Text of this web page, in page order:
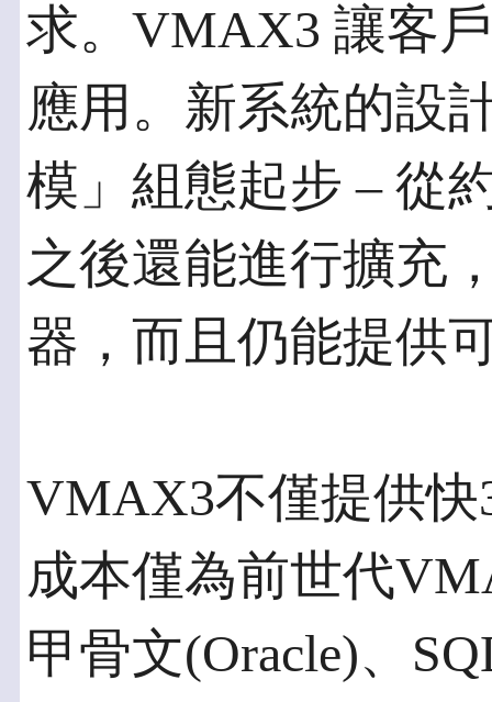
求。VMAX3 讓客
應用。新系統的設
模」組態起步 – 從
之後還能進行擴充
器，而且仍能提供
VMAX3不僅提供
成本僅為前世代
甲骨文(Oracle)、